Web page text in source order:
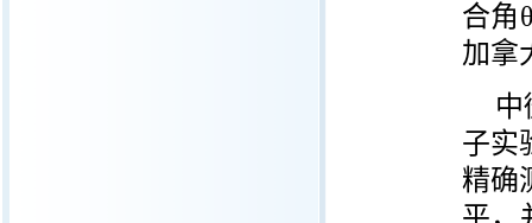
合角
加拿
中
子实
精确